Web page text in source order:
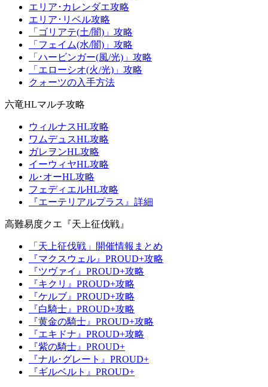
エリア･カレンダエ攻略
エリア･リベル攻略
「ゴリアテ(土/闇)」攻略
「フェイム(水/闇)」攻略
「ハービンガー(風/光)」攻略
「エローシオ(火/光)」攻略
クォーツの入手方法
六竜HLマルチ攻略
ウィルナスHL攻略
ワムデュスHL攻略
ガレヲンHL攻略
イーウィヤHL攻略
ル･オーHL攻略
フェディエルHL攻略
『エーテリアルプラス』詳細
高難易度クエ『天上征伐戦』
「天上征伐戦」開催情報まとめ
『マクスウェル』PROUD+攻略
『ツヴァイ』PROUD+攻略
『キクリ』PROUD+攻略
『ケルブ』PROUD+攻略
『白騎士』PROUD+攻略
『黄金の騎士』PROUD+攻略
『エキドナ』PROUD+攻略
『紫の騎士』PROUD+
『ナル･グレート』PROUD+
『ギルベルト』PROUD+